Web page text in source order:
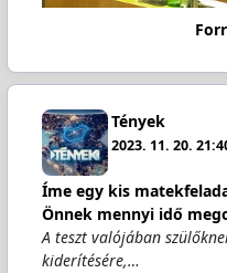
Tények
2023. 11. 20.
Íme egy kis
Önnek mennyi idő
A teszt valójában
kiderítésére,…